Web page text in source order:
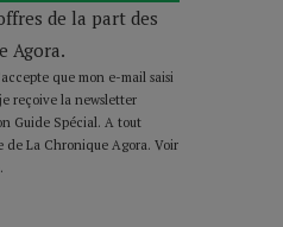
de la part des
Agora.
que mon e-mail saisi
reçoive la newsletter
Guide Spécial. A tout
de La Chronique Agora. Voir
.